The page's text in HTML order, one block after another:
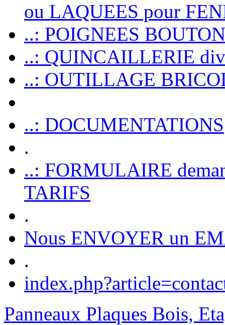
ou LAQUEES pour
..: POIGNEES
..: QUINCAILLERIE
..: OUTILLAGE
..: DOCUMENTATIONS
.
..: FORMULAIRE
TARIFS
.
Nous ENVOYER un
.
Panneaux Plaques Bois,